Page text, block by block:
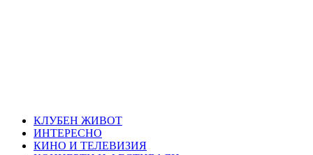
КЛУБЕН ЖИВОТ
ИНТЕРЕСНО
КИНО И ТЕЛЕВИЗИЯ